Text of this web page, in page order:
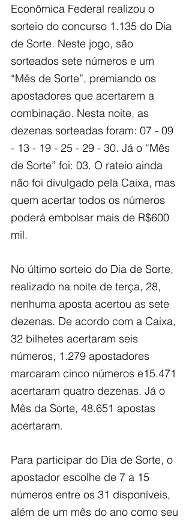
Econômica Federal realizou o
sorteio do concurso 1.135 do Dia
de Sorte. Neste jogo, são
sorteados sete números e um
“Mês de Sorte”, premiando os
apostadores que acertarem a
combinação. Nesta noite, as
dezenas sorteadas foram: 07 - 09
- 13 - 19 - 25 - 29 - 30. Já o “Mês
de Sorte” foi: 03. O rateio ainda
não foi divulgado pela Caixa, mas
quem acertar todos os números
poderá embolsar mais de R$600
mil.
No último sorteio do Dia de Sorte,
realizado na noite de terça, 28,
nenhuma aposta acertou as sete
dezenas. De acordo com a Caixa,
32 bilhetes acertaram seis
números, 1.279 apostadores
marcaram cinco números e15.471
acertaram quatro dezenas. Já o
Mês da Sorte, 48.651 apostas
acertaram.
Para participar do Dia de Sorte, o
apostador escolhe de 7 a 15
números entre os 31 disponíveis,
além de um mês do ano como seu